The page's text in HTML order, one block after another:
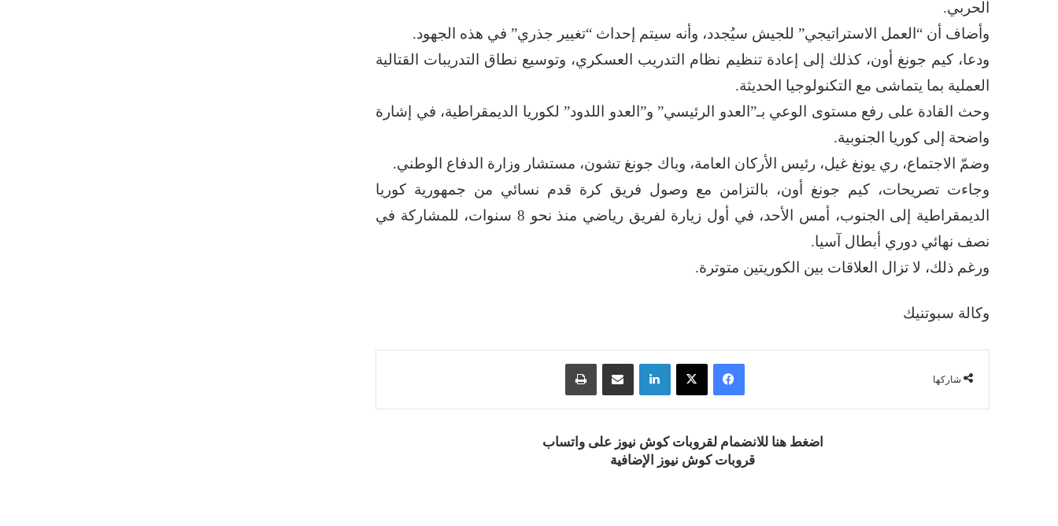
الحربي.
وأضاف أن “العمل الاستراتيجي” للجيش سيُجدد، وأنه سيتم إحداث “تغيير جذري” في هذه الجهود.
ودعا، كيم جونغ أون، كذلك إلى إعادة تنظيم نظام التدريب العسكري، وتوسيع نطاق التدريبات القتالية
العملية بما يتماشى مع التكنولوجيا الحديثة.
وحث القادة على رفع مستوى الوعي بـ”العدو الرئيسي” و”العدو اللدود” لكوريا الديمقراطية، في إشارة
واضحة إلى كوريا الجنوبية.
وضمّ الاجتماع، ري يونغ غيل، رئيس الأركان العامة، وباك جونغ تشون، مستشار وزارة الدفاع الوطني.
وجاءت تصريحات، كيم جونغ أون، بالتزامن مع وصول فريق كرة قدم نسائي من جمهورية كوريا
الديمقراطية إلى الجنوب، أمس الأحد، في أول زيارة لفريق رياضي منذ نحو 8 سنوات، للمشاركة في
نصف نهائي دوري أبطال آسيا.
ورغم ذلك، لا تزال العلاقات بين الكوريتين متوترة.
وكالة سبوتنيك
شاركها
فيسبوك ‫X لينكدإن مشاركة عبر البريد
اضغط هنا للانضمام لقروبات كوش نيوز على واتساب
قروبات كوش نيوز الإضافية